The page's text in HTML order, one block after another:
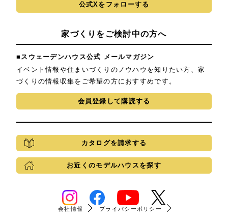
公式Xをフォローする
家づくりをご検討中の方へ
■スウェーデンハウス公式 メールマガジン
イベント情報や住まいづくりのノウハウを知りたい方、家
づくりの情報収集をご希望の方におすすめです。
会員登録して購読する
カタログを請求する
お近くのモデルハウスを探す
会社情報 プライバシーポリシー